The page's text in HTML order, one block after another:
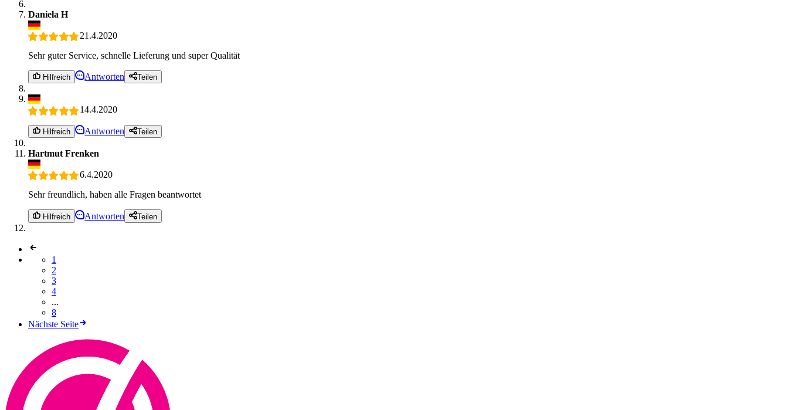
Daniela H
21.4.2020
Sehr guter Service, schnelle Lieferung und super Qualität
Hilfreich Antworten Teilen
14.4.2020
Hilfreich Antworten Teilen
Hartmut Frenken
6.4.2020
Sehr freundlich, haben alle Fragen beantwortet
Hilfreich Antworten Teilen
1
2
3
4
...
8
Nächste Seite